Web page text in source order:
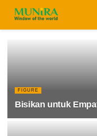
FIGURE
Bisikan untuk